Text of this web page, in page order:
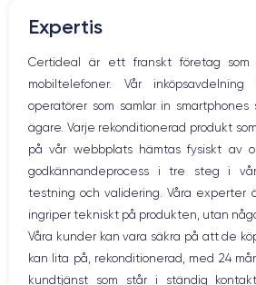
Puce A15 Bionic 6
Nom GPU
GPU 4 cœurs
Fréq.
3.23 GHz
12 Mpx 12 Mpx
Résolution vidéo
4K - 3840 x 2160 px Oui,
Batterie Type
Högtalare
Hem-knappen
Bluetooth
WiFi
Nätverk
Vibration
Prise USB
Expertis
Certideal är ett franskt företag som
mobiltelefoner. Vår
operatörer som samlar in
ägare. Varje rekonditionerad produkt
på vår webbplats hämtas fysiskt av
godkännandeprocess i tre steg i
testning och validering. Våra experter
ingriper tekniskt på produkten, utan
Våra kunder kan vara säkra på att de
kan lita på, rekonditionerad, med 24
kundtjänst som står i ständig